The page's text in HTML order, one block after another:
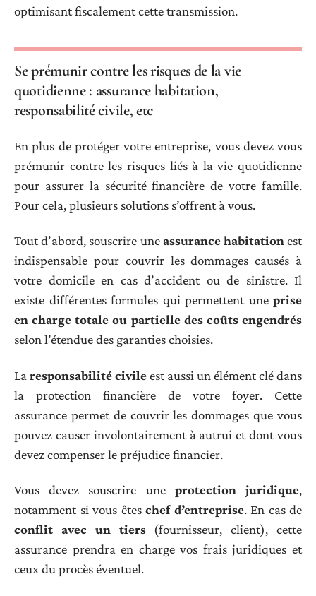
optimisant fiscalement cette transmission.
Se prémunir contre les risques de la vie
quotidienne : assurance habitation,
responsabilité civile, etc
En plus de protéger votre entreprise, vous devez vous
prémunir contre les risques liés à la vie quotidienne
pour assurer la sécurité financière de votre famille.
Pour cela, plusieurs solutions s’offrent à vous.
Tout d’abord, souscrire uneassurance habitation est
indispensable pour couvrir les dommages causés à
votre domicile en cas d’accident ou de sinistre. Il
existe différentes formules qui permettent une prise
en charge totale ou partielle des coûts engendrés
selon l’étendue des garanties choisies.
La responsabilité civileest aussi un élément clé dans
la protection financière de votre foyer. Cette
assurance permet de couvrir les dommages que vous
pouvez causer involontairement à autrui et dont vous
devez compenser le préjudice financier.
Vous devez souscrire une protection juridique,
notamment si vous êtes chef d’entreprise. En cas de
conflit avec un tiers(fournisseur, client), cette
assurance prendra en charge vos frais juridiques et
ceux du procès éventuel.